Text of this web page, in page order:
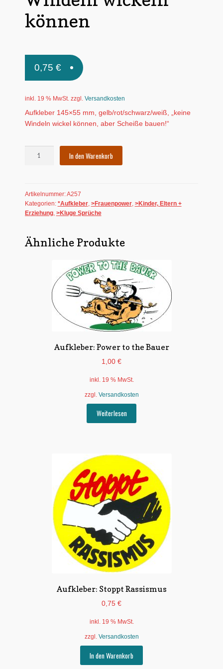
*Postkarten
Regional
Individuelle Motive
können
0,75 €
inkl. 19 % MwSt. zzgl. Versandkosten
Aufkleber 145×55 mm, gelb/rot/schwarz/weiß, „keine
Windeln wickel können, aber Scheiße bauen!“
können
Menge
In den Warenkorb
Artikelnummer:A257
Kategorien: *Aufkleber, >Frauenpower, >Kinder, Eltern +
Erziehung, >Kluge Sprüche
Ähnliche Produkte
Aufkleber: Power to the Bauer
1,00 €
inkl. 19 % MwSt.
zzgl. Versandkosten
Weiterlesen
Aufkleber: Stoppt Rassismus
0,75 €
inkl. 19 % MwSt.
zzgl. Versandkosten
In den Warenkorb